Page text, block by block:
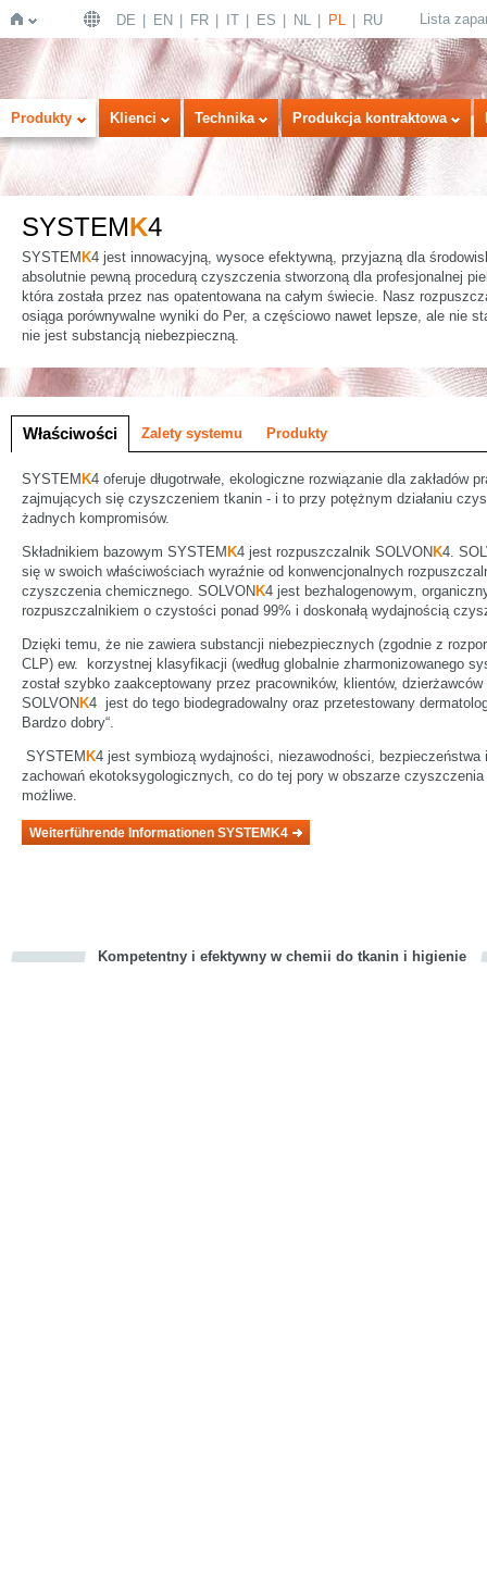
Strona
główna
DE EN FR IT ES NL PL RU Lista
Produkty Klienci Technika Produkcja kontraktowa
SYSTEMK4
SYSTEM K4 jest innowacyjną, wysoce efektywną, przyjazną dla
absolutnie pewną procedurą czyszczenia stworzoną dla profesjonalnej
która została przez nas opatentowana na całym świecie. Nasz
osiąga porównywalne wyniki do Per, a częściowo nawet lepsze, ale nie
nie jest substancją niebezpieczną.
Właściwości Zalety systemu Produkty
SYSTEM K4 oferuje długotrwałe, ekologiczne rozwiązanie dla zakładów
zajmujących się czyszczeniem tkanin - i to przy potężnym działaniu
żadnych kompromisów.
Składnikiem bazowym SYSTEM K4 jest rozpuszczalnik SOLVON K4.
się w swoich właściwościach wyraźnie od konwencjonalnych
czyszczenia chemicznego. SOLVON K4 jest bezhalogenowym,
rozpuszczalnikiem o czystości ponad 99% i doskonałą wydajnością
Dzięki temu, że nie zawiera substancji niebezpiecznych (zgodnie z
CLP) ew. korzystnej klasyfikacji (według globalnie zharmonizowanego
został szybko zaakceptowany przez pracowników, klientów, dzierżawców
SOLVON K4 jest do tego biodegradowalny oraz przetestowany
Bardzo dobry“.
SYSTEM K4 jest symbiozą wydajności, niezawodności, bezpieczeństwa
zachowań ekotoksygologicznych, co do tej pory w obszarze czyszczenia
możliwe.
Weiterführende Informationen SYSTEMK4
Kompetentny i efektywny w chemii do tkanin i higienie